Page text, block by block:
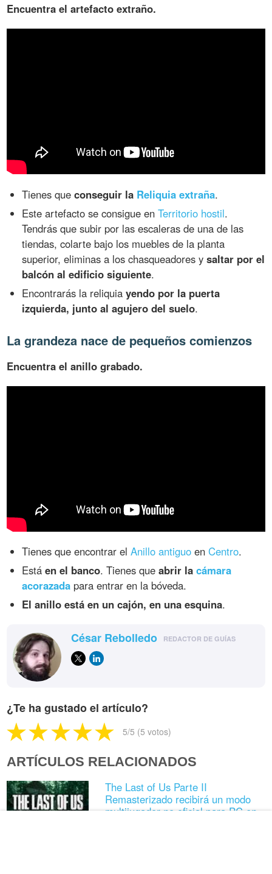
Encuentra el artefacto extraño.
Tienes queconseguir la Reliquia extraña.
Este artefacto se consigue enTerritorio hostil.
Tendrás que subir por las escaleras de una de las
tiendas, colarte bajo los muebles de la planta
superior, eliminas a los chasqueadores ysaltar por el
balcón al edificio siguiente.
Encontrarás la reliquiayendo por la puerta
izquierda, junto al agujero del suelo.
La grandeza nace de pequeños comienzos
Encuentra el anillo grabado.
Tienes que encontrar elAnillo antiguo enCentro.
Estáen el banco. Tienes queabrir lacámara
acorazada para entrar en la bóveda.
El anillo está en un cajón, en una esquina.
César Rebolledo REDACTOR DE GUÍAS
¿Te ha gustado el artículo?
5/5 (5 votos)
ARTÍCULOS RELACIONADOS
The Last of Us Parte II
Remasterizado recibirá un modo
multijugador no oficial para PC en